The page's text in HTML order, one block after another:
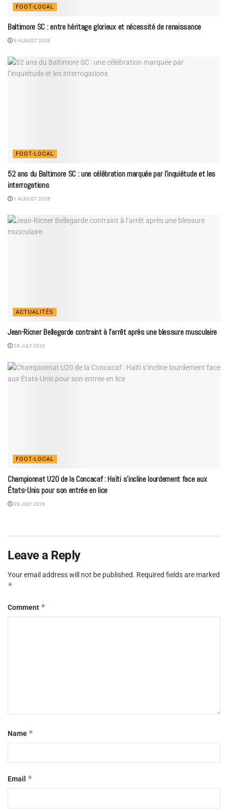
FOOT-LOCAL
Baltimore SC : entre héritage glorieux et nécessité de renaissance
9 AUGUST 2026
FOOT-LOCAL
52 ans du Baltimore SC : une célébration marquée par l’inquiétude et les
interrogations
1 AUGUST 2026
ACTUALITÉS
Jean-Ricner Bellegarde contraint à l’arrêt après une blessure musculaire
28 JULY 2026
FOOT-LOCAL
Championnat U20 de la Concacaf : Haïti s’incline lourdement face aux
États-Unis pour son entrée en lice
28 JULY 2026
Leave a Reply
Your email address will not be published. Required fields are marked
*
Comment *
Name *
Email *